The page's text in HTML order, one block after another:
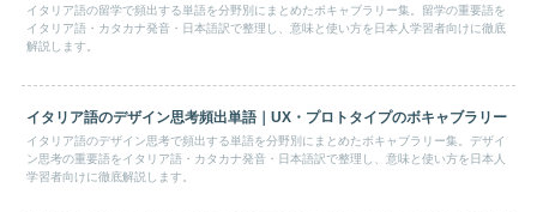
イタリア語の留学で頻出する単語を分野別にまとめたボキャブラリー集。留学の重要語を
イタリア語・カタカナ発音・日本語訳で整理し、意味と使い方を日本人学習者向けに徹底
解説します。
イタリア語のデザイン思考頻出単語｜UX・プロトタイプのボキャブラリー
イタリア語のデザイン思考で頻出する単語を分野別にまとめたボキャブラリー集。デザイ
ン思考の重要語をイタリア語・カタカナ発音・日本語訳で整理し、意味と使い方を日本人
学習者向けに徹底解説します。